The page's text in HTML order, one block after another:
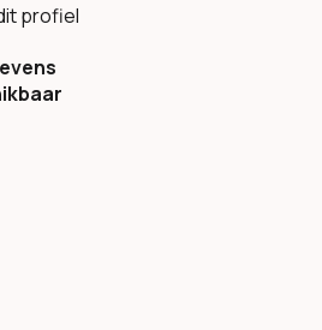
profiel